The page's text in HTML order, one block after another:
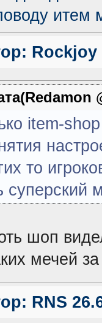
итем
Rockjoy
item-
то
суперский
шоп
мечей
RNS